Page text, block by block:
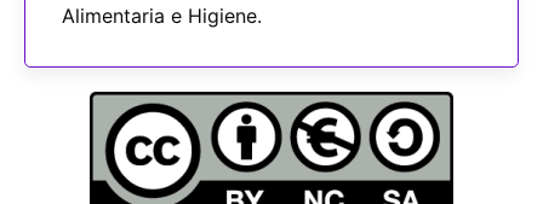
Alimentaria e Higiene.